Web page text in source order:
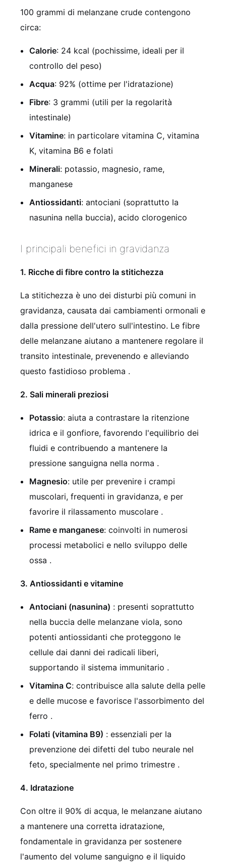
100 grammi di melanzane crude contengono
circa:
Calorie: 24 kcal (pochissime, ideali per il
controllo del peso)
Acqua: 92% (ottime per l'idratazione)
Fibre: 3 grammi (utili per la regolarità
intestinale)
Vitamine: in particolare vitamina C, vitamina
K, vitamina B6 e folati
Minerali: potassio, magnesio, rame,
manganese
Antiossidanti: antociani (soprattutto la
nasunina nella buccia), acido clorogenico
I principali benefici in gravidanza
1. Ricche di fibre contro la stitichezza
La stitichezza è uno dei disturbi più comuni in
gravidanza, causata dai cambiamenti ormonali e
dalla pressione dell'utero sull'intestino. Le fibre
delle melanzane aiutano a mantenere regolare il
transito intestinale, prevenendo e alleviando
questo fastidioso problema .
2. Sali minerali preziosi
Potassio: aiuta a contrastare la ritenzione
idrica e il gonfiore, favorendo l'equilibrio dei
fluidi e contribuendo a mantenere la
pressione sanguigna nella norma .
Magnesio: utile per prevenire i crampi
muscolari, frequenti in gravidanza, e per
favorire il rilassamento muscolare .
Rame e manganese: coinvolti in numerosi
processi metabolici e nello sviluppo delle
ossa .
3. Antiossidanti e vitamine
Antociani (nasunina) : presenti soprattutto
nella buccia delle melanzane viola, sono
potenti antiossidanti che proteggono le
cellule dai danni dei radicali liberi,
supportando il sistema immunitario .
Vitamina C: contribuisce alla salute della pelle
e delle mucose e favorisce l'assorbimento del
ferro .
Folati (vitamina B9) : essenziali per la
prevenzione dei difetti del tubo neurale nel
feto, specialmente nel primo trimestre .
4. Idratazione
Con oltre il 90% di acqua, le melanzane aiutano
a mantenere una corretta idratazione,
fondamentale in gravidanza per sostenere
l'aumento del volume sanguigno e il liquido